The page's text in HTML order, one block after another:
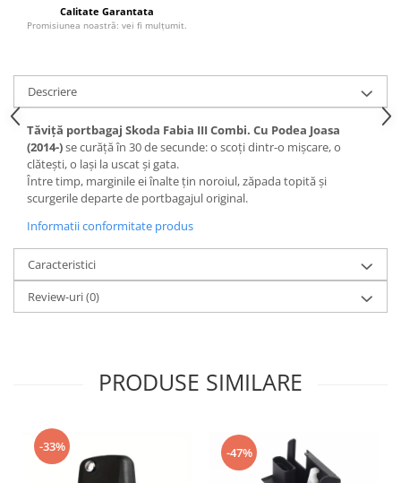
Proiectoare
Piese Auto
Piese Caroserie
Amortizoare Capota
Oglinzi
Pompa Spalator Parbriz
Accesorii Camioane
Marcaje si Echipamente de
Siguranta
Accesorii Cabina Camion
Echipamente ADR si Utilitare
Aditivi Auto
Aditivi Combustibil
Calitate Garantata
Promisiunea noastră: vei fi mulțumit.
Descriere
Tăviță portbagaj Skoda Fabia III Combi. Cu Podea Joasa
(2014-)se curăță în 30 de secunde: o scoți dintr-o mișcare, o
clătești, o lași la uscat și gata.
Între timp, marginile ei înalte țin noroiul, zăpada topită și
scurgerile departe de portbagajul original.
Informatii conformitate produs
Caracteristici
Review-uri(0)
PRODUSE SIMILARE
-33% -47%